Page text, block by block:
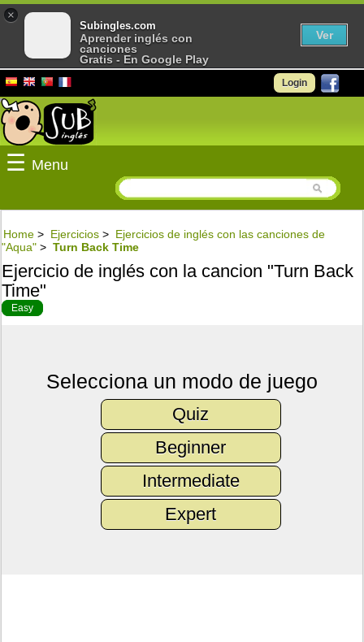
Login
☰ Menu
Home > Ejercicios > Ejercicios de inglés con las canciones de
"Aqua" > Turn Back Time
Ejercicio de inglés con la cancion "Turn Back
Time"
Easy
Selecciona un modo de juego
Quiz
Beginner
Intermediate
Expert
×
Subingles.com
Aprender inglés con
canciones
Gratis - En Google Play
Ver